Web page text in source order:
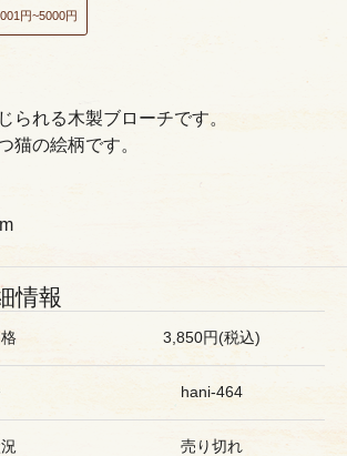
円~5000円
られる木製ブローチです。
猫の絵柄です。
情報
3,850円(税込)
hani-464
売り切れ